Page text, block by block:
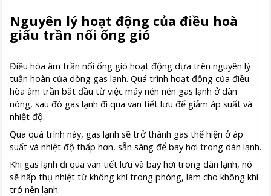
Nguyên lý hoạt động của điều hoà
giấu trần nối ống gió
Điều hòa âm trần nối ống gió hoạt động dựa trên nguyên lý
tuần hoàn của dòng gas lạnh. Quá trình hoạt động của điều
hòa âm trần bắt đầu từ việc máy nén nén gas lạnh ở dàn
nóng, sau đó gas lạnh đi qua van tiết lưu để giảm áp suất và
nhiệt độ.
Qua quá trình này, gas lạnh sẽ trở thành gas thể hiện ở áp
suất và nhiệt độ thấp hơn, sẵn sàng để bay hơi trong dàn lạnh.
Khi gas lạnh đi qua van tiết lưu và bay hơi trong dàn lạnh, nó
sẽ hấp thụ nhiệt từ không khí trong phòng, làm cho không khí
trở nên lạnh.